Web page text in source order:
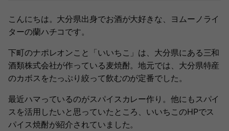
こんにちは。大分県出身でお酒が大好きな、ヨムーノライ
ターの蘭ハチコです。
下町のナポレオンこと「いいちこ」は、大分県にある三和
酒類株式会社が作っている麦焼酎。地元では、大分県特産
のカボスをたっぷり絞って飲むのが定番でした。
最近ハマっているのがスパイスカレー作り。他にもスパイ
スを活用したいと思っていたところ、いいちこのHPでス
パイス焼酎が紹介されていました。